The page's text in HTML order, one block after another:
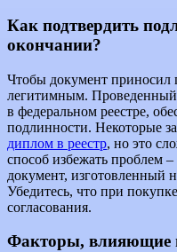
Как подтвердить
окончании?
Чтобы документ приносил
легитимным. Проведенный
в федеральном реестре,
подлинности. Некоторые
диплом в реестр, но это
способ избежать проблем
документ, изготовленный
Убедитесь, что при
согласования.
Факторы, влияющие